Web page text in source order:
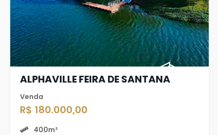
ALPHAVILLE FEIRA DE SANTANA
Venda
R$ 180.000,00
400m²